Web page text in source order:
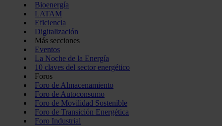
Bioenergía
LATAM
Eficiencia
Digitalización
Más secciones
Eventos
La Noche de la Energía
10 claves del sector energético
Foros
Foro de Almacenamiento
Foro de Autoconsumo
Foro de Movilidad Sostenible
Foro de Transición Energética
Foro Industrial